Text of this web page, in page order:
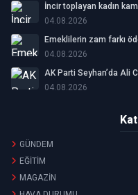
İncir toplayan kadın
04.08.2026
Emeklilerin zam farkı
04.08.2026
AK Parti Seyhan’da Ali
04.08.2026
GÜNDEM
EĞİTİM
MAGAZİN